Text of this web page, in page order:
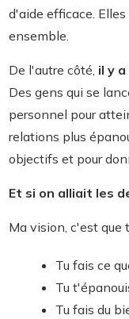
d'aide efficace.
ensemble.
De l'autre côté, il y
Des gens qui se
personnel pour
relations plus
objectifs et pour
Et si on alliait les
Ma vision, c'est que
Tu fais ce
Tu
Tu fais du